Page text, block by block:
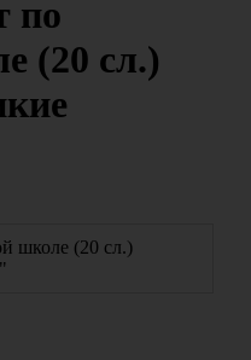
по
(20 сл.)